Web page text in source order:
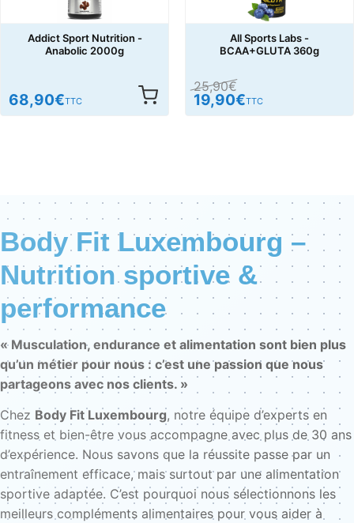
Addict Sport Nutrition -
Anabolic 2000g
68,90€TTC
All Sports Labs -
BCAA+GLUTA 360g
25,90€
19,90€TTC
Body Fit Luxembourg –
Nutrition sportive &
performance
« Musculation, endurance et alimentation sont bien plus
qu’un métier pour nous : c’est une passion que nous
partageons avec nos clients. »
Chez Body Fit Luxembourg, notre équipe d’experts en
fitness et bien-être vous accompagne avec plus de 30 ans
d’expérience. Nous savons que la réussite passe par un
entraînement efficace, mais surtout par une alimentation
sportive adaptée. C’est pourquoi nous sélectionnons les
meilleurs compléments alimentaires pour vous aider à